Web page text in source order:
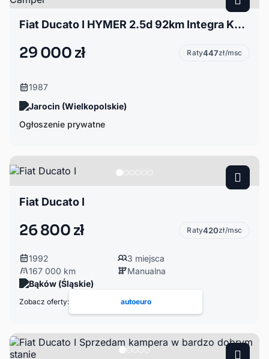
Fiat Ducato I HYMER 2.5d 92km Integra Kamper Camper
29 000 zł Raty447zł/msc
1987
Jarocin (Wielkopolskie)
Ogłoszenie prywatne
Fiat Ducato I
26 800 zł Raty420zł/msc
1992
3 miejsca
167 000 km
Manualna
Bąków (Śląskie)
Zobacz oferty: autoeuro